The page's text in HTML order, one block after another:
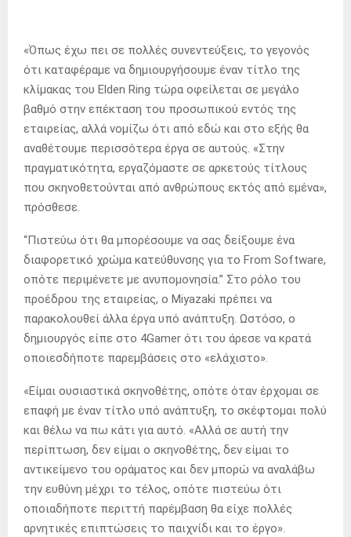
«Όπως έχω πει σε πολλές συνεντεύξεις, το γεγονός
ότι καταφέραμε να δημιουργήσουμε έναν τίτλο της
κλίμακας του Elden Ring τώρα οφείλεται σε μεγάλο
βαθμό στην επέκταση του προσωπικού εντός της
εταιρείας, αλλά νομίζω ότι από εδώ και στο εξής θα
αναθέτουμε περισσότερα έργα σε αυτούς. «Στην
πραγματικότητα, εργαζόμαστε σε αρκετούς τίτλους
που σκηνοθετούνται από ανθρώπους εκτός από εμένα»,
πρόσθεσε.
“Πιστεύω ότι θα μπορέσουμε να σας δείξουμε ένα
διαφορετικό χρώμα κατεύθυνσης για το From Software,
οπότε περιμένετε με ανυπομονησία.” Στο ρόλο του
προέδρου της εταιρείας, ο Miyazaki πρέπει να
παρακολουθεί άλλα έργα υπό ανάπτυξη. Ωστόσο, ο
δημιουργός είπε στο 4Gamer ότι του άρεσε να κρατά
οποιεσδήποτε παρεμβάσεις στο «ελάχιστο».
«Είμαι ουσιαστικά σκηνοθέτης, οπότε όταν έρχομαι σε
επαφή με έναν τίτλο υπό ανάπτυξη, το σκέφτομαι πολύ
και θέλω να πω κάτι για αυτό. «Αλλά σε αυτή την
περίπτωση, δεν είμαι ο σκηνοθέτης, δεν είμαι το
αντικείμενο του οράματος και δεν μπορώ να αναλάβω
την ευθύνη μέχρι το τέλος, οπότε πιστεύω ότι
οποιαδήποτε περιττή παρέμβαση θα είχε πολλές
αρνητικές επιπτώσεις το παιχνίδι και το έργο».